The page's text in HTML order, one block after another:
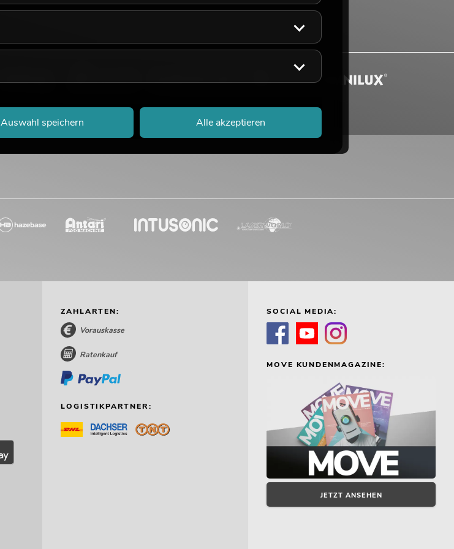
ZAHLARTEN:
Vorauskasse
Ratenkauf
LOGISTIKPARTNER:
SOCIAL MEDIA:
MOVE KUNDENMAGAZINE:
JETZT ANSEHEN
Auswahl speichern Alle akzeptieren